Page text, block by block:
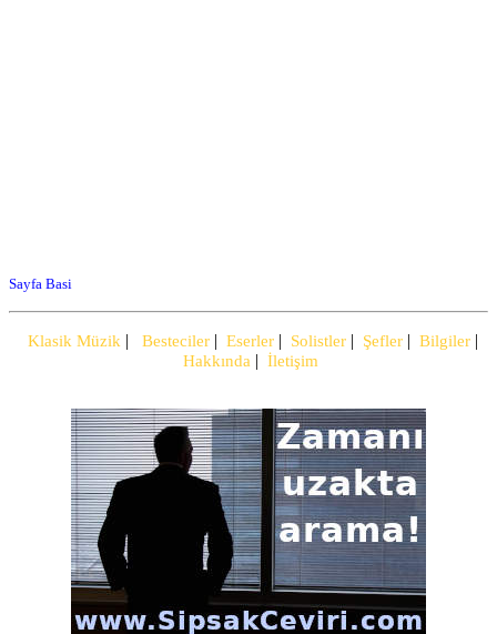
Sayfa Basi
Klasik Müzik | Besteciler | Eserler | Solistler | Şefler | Bilgiler |
Hakkında | İletişim